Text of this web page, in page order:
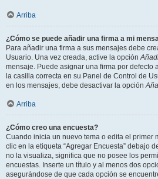
Arriba
¿Cómo se puede añadir una firma a mi
Para añadir una firma a sus mensajes debe
Usuario. Una vez creada, active la opción
mensaje. Puede asignar una firma por defecto
la casilla correcta en su Panel de Control de
en los mensajes, debe desactivar la opción
Arriba
¿Cómo creo una encuesta?
Cuando inicia un nuevo tema o edita el primer
clic en la etiqueta “Agregar Encuesta” debajo
no la visualiza, significa que no posee los
encuestas. Inserte un título y al menos dos
asegurándose de que cada opción se